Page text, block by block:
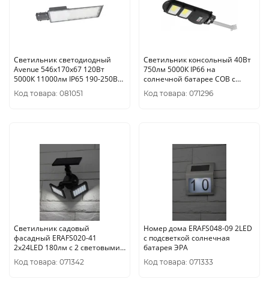
Светильник светодиодный
Avenue 546х170х67 120Вт
5000К 11000лм IP65 190-250В
уличный КСС "Ш" 1/5 Gaus
Код товара: 081051
Светильник консольный 40Вт
750лм 5000К IP66 на
солнечной батарее COB с
кронштейном, датчиком ПДУ
ЭРА
Код товара: 071296
Светильник садовый
фасадный ERAFS020-41
2х24LED 180лм с 2 световыми
панелями солнечная батарея
ЭРА
Код товара: 071342
Номер дома ERAFS048-09 2LED
с подсветкой солнечная
батарея ЭРА
Код товара: 071333